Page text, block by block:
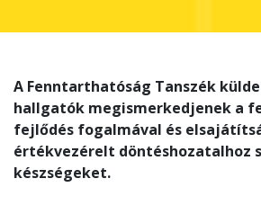
A Fenntarthatóság Tanszék
hallgatók megismerkedjenek a
fejlődés fogalmával és
értékvezérelt döntéshozatalhoz
készségeket.